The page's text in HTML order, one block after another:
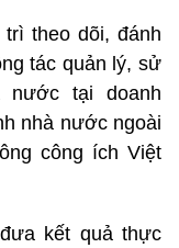
theo dõi, đánh
tác quản lý, sử
tại doanh
nhà nước ngoài
công ích Việt
kết quả thực